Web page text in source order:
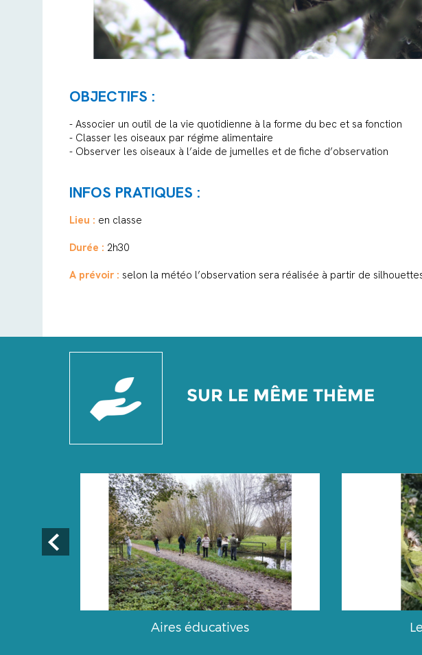
OBJECTIFS :
- Associer un outil de la vie quotidienne à la forme du bec et sa fonction
- Classer les oiseaux par régime alimentaire
- Observer les oiseaux à l’aide de jumelles et de fiche d’observation
INFOS PRATIQUES :
Lieu : en classe
Durée : 2h30
A prévoir : selon la météo l’observation sera réalisée à partir de
SUR LE MÊME THÈME
Aires éducatives